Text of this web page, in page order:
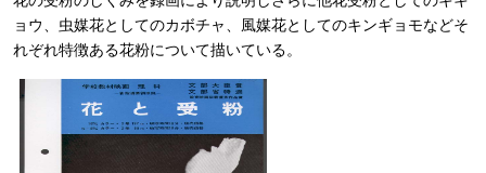
ョウ、虫媒花としてのカボチャ、風媒花としてのキンギョモなどそ
れぞれ特徴ある花粉について描いている。